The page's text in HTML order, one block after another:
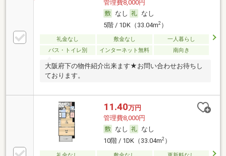
管理費8,000円
なし
なし
5階 / 1DK（33.04m2）
礼金なし 敷金なし
一人暮らし
バス・トイレ別
インターネット無料 南向き
大阪府下の物件紹介出来ます★お問い合わせお待ちし
ております。
11.40万円
管理費8,000円
なし
なし
10階 / 1DK（33.04m2）